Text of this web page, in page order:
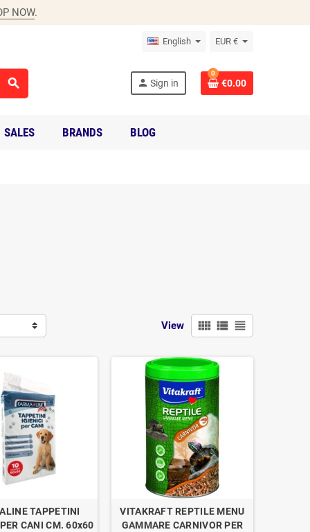
NOW.
English EUR €
search person Sign in
0
€0.00
SALES BRANDS BLOG
View view_comfy view_list view_headline
TAPPETINI
CANI CM. 60x60
VITAKRAFT REPTILE MENU
GAMMARE CARNIVOR PER